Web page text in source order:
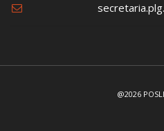
@2026